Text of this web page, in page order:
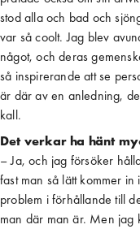
stod alla och bad och
var så coolt. Jag blev
något, och deras
så inspirerande att se
är där av en anledning,
kall.
Det verkar ha hänt
– Ja, och jag försöker
fast man så lätt kommer
problem i förhållande till
man där man är. Men jag